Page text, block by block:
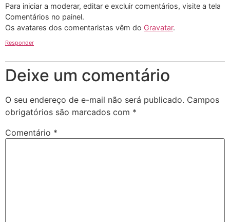
Para iniciar a moderar, editar e excluir comentários, visite a tela
Comentários no painel.
Os avatares dos comentaristas vêm do Gravatar.
Responder
Deixe um comentário
O seu endereço de e-mail não será publicado. Campos
obrigatórios são marcados com *
Comentário *